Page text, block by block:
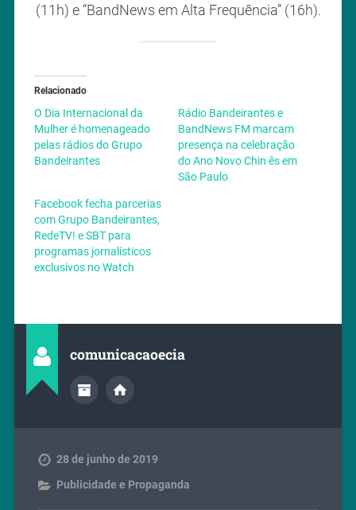
(11h) e “BandNews em Alta Frequência” (16h).
Relacionado
O Dia Internacional da
Mulher é homenageado
pelas rádios do Grupo
Bandeirantes
Rádio Bandeirantes e
BandNews FM marcam
presença na celebração
do Ano Novo Chin ês em
São Paulo
Facebook fecha parcerias
com Grupo Bandeirantes,
RedeTV! e SBT para
programas jornalísticos
exclusivos no Watch
comunicacaoecia
28 de junho de 2019
Publicidade e Propaganda